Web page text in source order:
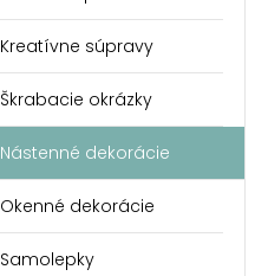
Kreatívne súpravy
Škrabacie okrázky
Nástenné dekorácie
Okenné dekorácie
Samolepky